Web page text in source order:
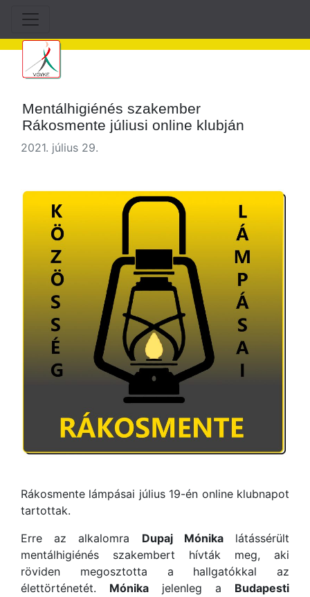
Mentálhigiénés szakember
Rákosmente júliusi online klubján
2021. július 29.
Rákosmente lámpásai július 19-én online klubnapot
tartottak.
Erre az alkalomra Dupaj Mónikalátássérült
mentálhigiénés szakembert hívták meg, aki
röviden megosztotta a hallgatókkal az
élettörténetét. Mónika jelenleg a Budapesti